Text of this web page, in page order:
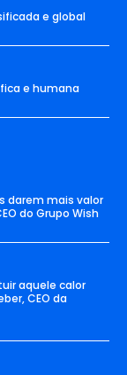
e global
e humana
darem mais valor
do Grupo Wish
aquele calor
CEO da